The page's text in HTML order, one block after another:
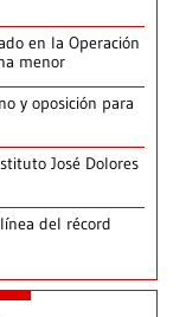
en la Operación
menor
y oposición para
José Dolores
del récord